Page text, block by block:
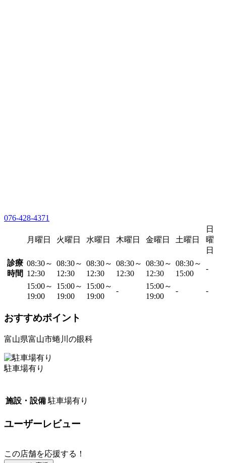
076-428-4371
月曜日 火曜日 水曜日 木曜日 金曜日 土曜日
日
曜
日
診療
時間
08:30～
12:30
08:30～
12:30
08:30～
12:30
08:30～
12:30
08:30～
12:30
08:30～
15:00
-
15:00～
19:00
15:00～
19:00
15:00～
19:00
-
15:00～
19:00
- -
おすすめポイント
富山県富山市蜷川の眼科
駐車場有り
施設・設備 駐車場有り
ユーザーレビュー
この店舗を応援する！